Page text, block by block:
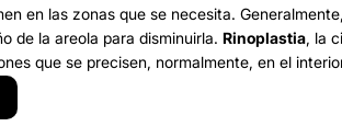
en las zonas que se necesita.
de la areola para disminuirla. Rinoplastia, la
que se precisen, normalmente, en el
Durante el proceso, se cortan, tallan y
de la nariz y se va consiguiendo una nueva